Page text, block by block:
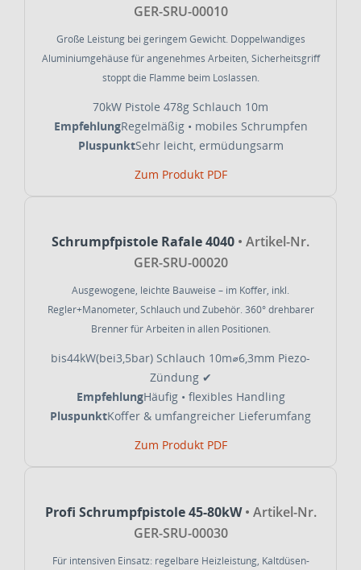
GER-SRU-00010
Große Leistung bei geringem Gewicht. Doppelwandiges
Aluminiumgehäuse für angenehmes Arbeiten, Sicherheitsgriff
stoppt die Flamme beim Loslassen.
70kW Pistole 478g Schlauch 10m
EmpfehlungRegelmäßig • mobiles Schrumpfen
PluspunktSehr leicht, ermüdungsarm
Zum Produkt PDF
Schrumpfpistole Rafale 4040 • Artikel-Nr.
GER-SRU-00020
Ausgewogene, leichte Bauweise – im Koffer, inkl.
Regler+Manometer, Schlauch und Zubehör. 360° drehbarer
Brenner für Arbeiten in allen Positionen.
bis44kW(bei3,5bar) Schlauch 10m⌀6,3mm Piezo-
Zündung ✔
EmpfehlungHäufig • flexibles Handling
PluspunktKoffer & umfangreicher Lieferumfang
Zum Produkt PDF
Profi Schrumpfpistole 45-80kW• Artikel-Nr.
GER-SRU-00030
Für intensiven Einsatz: regelbare Heizleistung, Kaltdüsen-